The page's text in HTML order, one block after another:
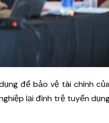
để bảo vệ tài chính
lại đình trệ tuyển